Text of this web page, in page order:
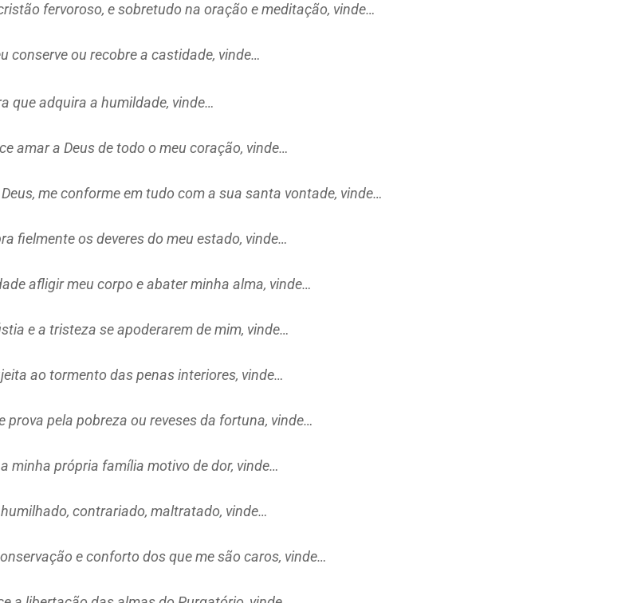
fervoroso, e sobretudo na oração e meditação, vinde…
conserve ou recobre a castidade, vinde…
que adquira a humildade, vinde…
amar a Deus de todo o meu coração, vinde…
me conforme em tudo com a sua santa vontade, vinde…
fielmente os deveres do meu estado, vinde…
afligir meu corpo e abater minha alma, vinde…
e a tristeza se apoderarem de mim, vinde…
ao tormento das penas interiores, vinde…
prova pela pobreza ou reveses da fortuna, vinde…
minha própria família motivo de dor, vinde…
contrariado, maltratado, vinde…
e conforto dos que me são caros, vinde…